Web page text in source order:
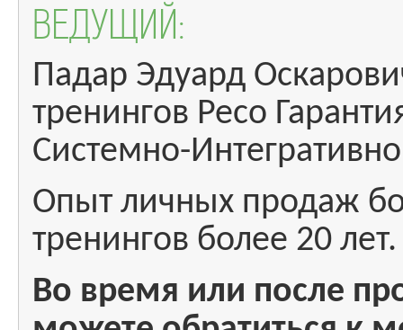
ВЕДУЩИЙ:
Падар Эдуард
тренингов Ресо
Системно-
Опыт личных продаж
тренингов более 20 лет.
Во время или после